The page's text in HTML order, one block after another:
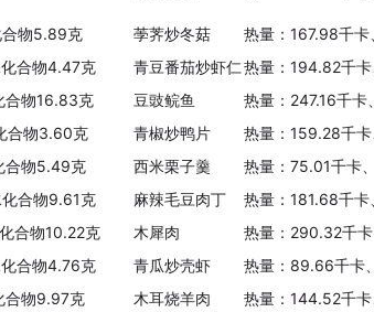
合物5.89克 荸荠炒冬菇
热量：167.98千
合物4.47克 青豆番茄炒虾仁热量：194.82千卡
合物16.83克 豆豉鲩鱼
热量：247.16千
合物3.60克 青椒炒鸭片
热量：159.28千
合物5.49克 西米栗子羹
热量：75.01千卡
合物9.61克 麻辣毛豆肉丁
热量：181.68千
合物10.22克 木犀肉
热量：290.32千
合物4.76克 青瓜炒壳虾
热量：89.66千卡
合物9.97克 木耳烧羊肉 热量：144.52千